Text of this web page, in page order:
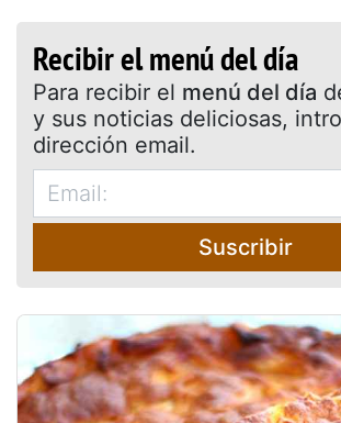
Recibir el menú del día
Para recibir el menú del día
y sus noticias deliciosas,
dirección email.
Suscribir